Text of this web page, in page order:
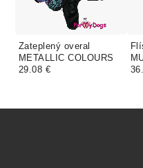
Zateplený overal
METALLIC COLOURS
29.08 €